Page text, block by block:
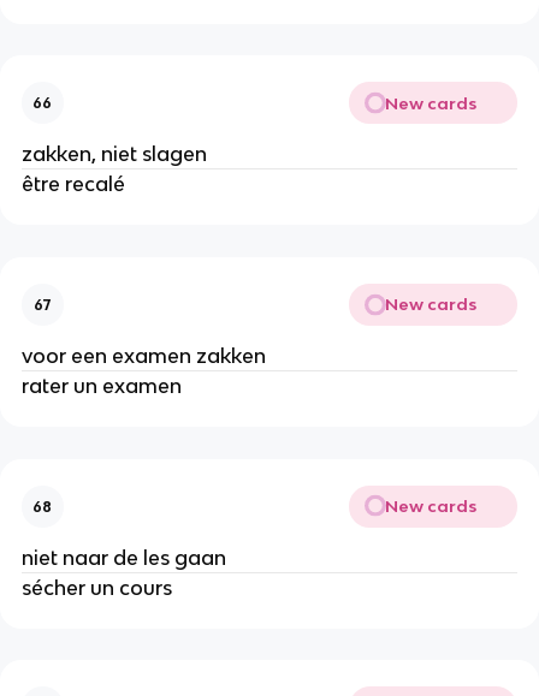
66 New cards
zakken, niet slagen
être recalé
67 New cards
voor een examen zakken
rater un examen
68 New cards
niet naar de les gaan
sécher un cours